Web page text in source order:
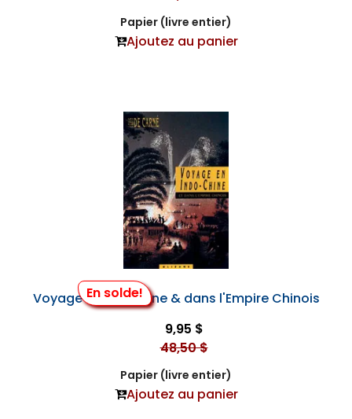
Papier (livre entier)
Ajoutez au panier
En solde!
Voyage en Indochine & dans l'Empire Chinois
9,95 $
48,50 $
Papier (livre entier)
Ajoutez au panier